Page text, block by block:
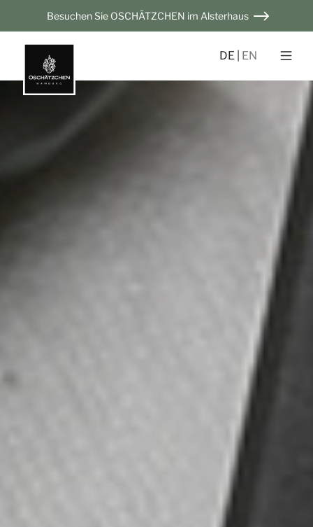
Besuchen Sie OSCHÄTZCHEN im Alsterhaus
DE EN